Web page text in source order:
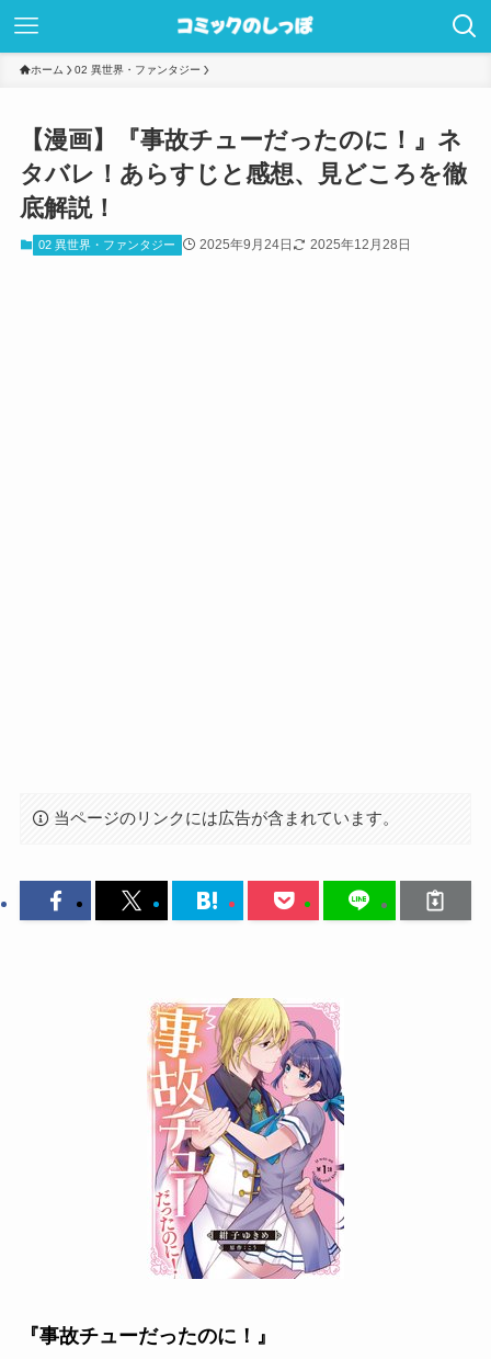
ホーム 02 異世界・ファンタジー
【漫画】『事故チューだったのに！』ネ
タバレ！あらすじと感想、見どころを徹
底解説！
02 異世界・ファンタジー 2025年9月24日 2025年12月28日
当ページのリンクには広告が含まれています。
『事故チューだったのに！』